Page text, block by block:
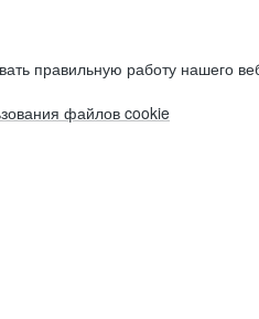
правильную работу нашего
файлов cookie